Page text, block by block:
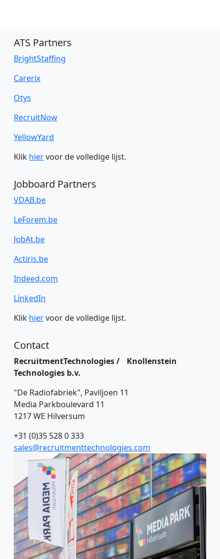
ATS Partners
BrightStaffing
Carerix
Otys
RecruitNow
YellowYard
Klik hiervoor de volledige lijst.
Jobboard Partners
VDAB.be
LeForem.be
JobAt.be
Actiris.be
Indeed.com
LinkedIn
Klik hiervoor de volledige lijst.
Contact
RecruitmentTechnologies / Knollenstein
Technologies b.v.
"De Radiofabriek", Paviljoen 11
Media Parkboulevard 11
1217 WE Hilversum
+31 (0)35 528 0 333
sales@recruitmenttechnologies.com